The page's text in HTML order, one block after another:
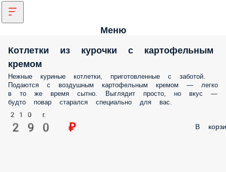
Меню
Котлетки из курочки с картофельным
кремом
Нежные куриные котлетки, приготовленные с заботой.
Подаются с воздушным картофельным кремом — легко
в то же время сытно. Выглядит просто, но вкус —
будто повар старался специально для вас.
210 г.
290 ₽ В